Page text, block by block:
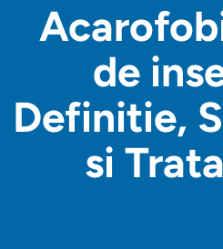
de
Definitie,
si